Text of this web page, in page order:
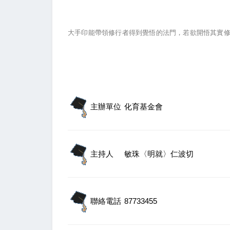
大手印能帶領修行者得到覺悟的法門，若欲開悟其實
主辦單位 化育基金會
主持人 敏珠〈明就〉仁波切
聯絡電話 87733455